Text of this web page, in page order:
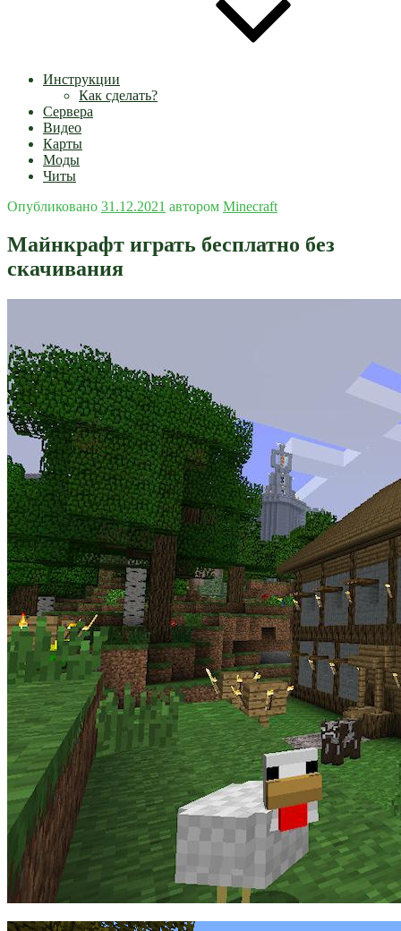
Инструкции
Как сделать?
Сервера
Видео
Карты
Моды
Читы
Опубликовано 31.12.2021 автором Minecraft
Майнкрафт играть бесплатно без
скачивания